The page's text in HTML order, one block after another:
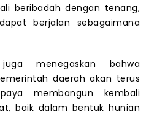
beribadah dengan tenang,
berjalan sebagaimana
menegaskan bahwa
daerah akan terus
membangun kembali
baik dalam bentuk hunian